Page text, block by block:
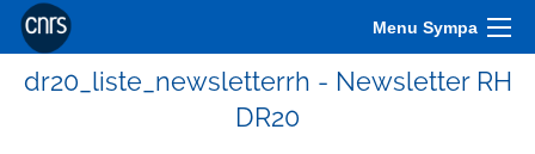
Menu Sympa
dr20_liste_newsletterrh - Newsletter RH
DR20